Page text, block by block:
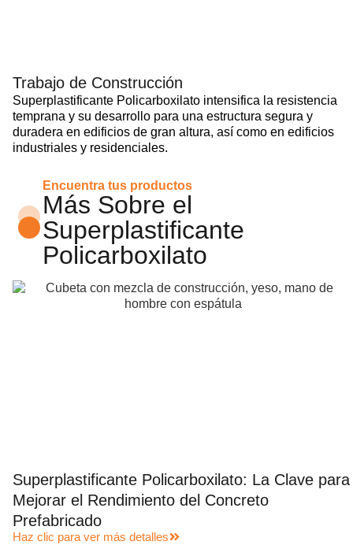
Trabajo de Construcción
Superplastificante Policarboxilato intensifica la resistencia
temprana y su desarrollo para una estructura segura y
duradera en edificios de gran altura, así como en edificios
industriales y residenciales.
Encuentra tus productos
Más Sobre el
Superplastificante
Policarboxilato
Superplastificante Policarboxilato: La Clave para
Mejorar el Rendimiento del Concreto
Prefabricado
Haz clic para ver más detalles